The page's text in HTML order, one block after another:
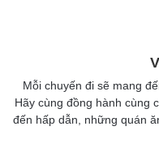
Mỗi chuyến đi sẽ mang
Hãy cùng đồng hành cùng
đến hấp dẫn, những quán